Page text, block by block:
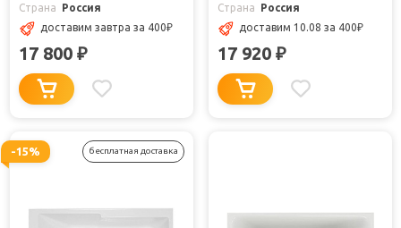
Страна
Россия
доставим завтра за 400₽
17 800 ₽
Страна
Россия
доставим 10.08 за 400₽
17 920 ₽
-15% бесплатная доставка